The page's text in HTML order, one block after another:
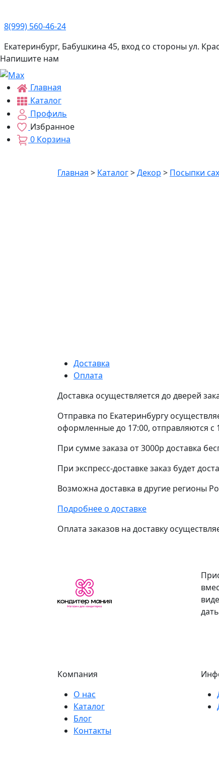
8(999) 560-46-24
Екатеринбург, Бабушкина 45, вход со стороны ул.
Напишите нам
Главная
Каталог
Профиль
Избранное
0 Корзина
Главная > Каталог>Декор > Посыпки
Доставка
Оплата
Доставка осуществляется до дверей
Отправка по Екатеринбургу
оформленные до 17:00, отправляются с
При сумме заказа от 3000р доставка
При экспресс-доставке заказ будет
Возможна доставка в другие регионы
Подробнее о доставке
Оплата заказов на доставку
Компания
О нас
Каталог
Блог
Контакты